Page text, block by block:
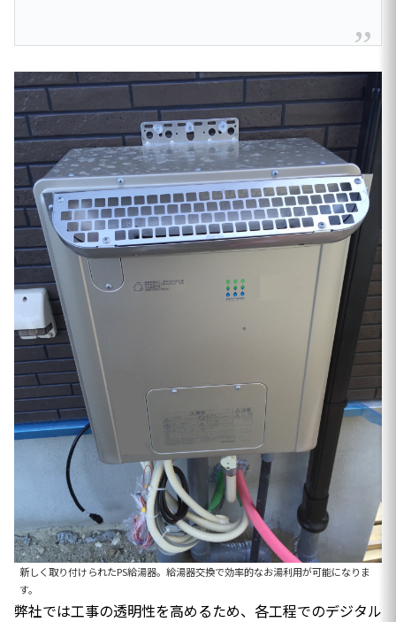
新しく取り付けられたPS給湯器。給湯器交換で効率的なお湯利用が可能になりま
す。
弊社では工事の透明性を高めるため、各工程でのデジタル